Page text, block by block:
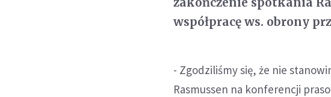
współpracę ws. obrony
- Zgodziliśmy się, że nie
Rasmussen na konferencji